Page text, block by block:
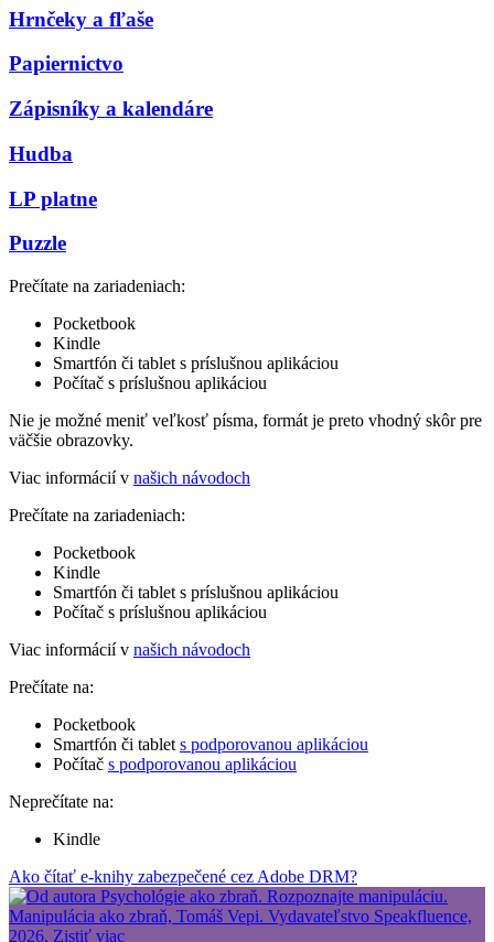
Hrnčeky a fľaše
Papiernictvo
Zápisníky a kalendáre
Hudba
LP platne
Puzzle
Prečítate na zariadeniach:
Pocketbook
Kindle
Smartfón či tablet s príslušnou aplikáciou
Počítač s príslušnou aplikáciou
Nie je možné meniť veľkosť písma, formát je preto vhodný skôr pre
väčšie obrazovky.
Viac informácií v našich návodoch
Prečítate na zariadeniach:
Pocketbook
Kindle
Smartfón či tablet s príslušnou aplikáciou
Počítač s príslušnou aplikáciou
Viac informácií v našich návodoch
Prečítate na:
Pocketbook
Smartfón či tablet s podporovanou aplikáciou
Počítač s podporovanou aplikáciou
Neprečítate na:
Kindle
Ako čítať e-knihy zabezpečené cez Adobe DRM?